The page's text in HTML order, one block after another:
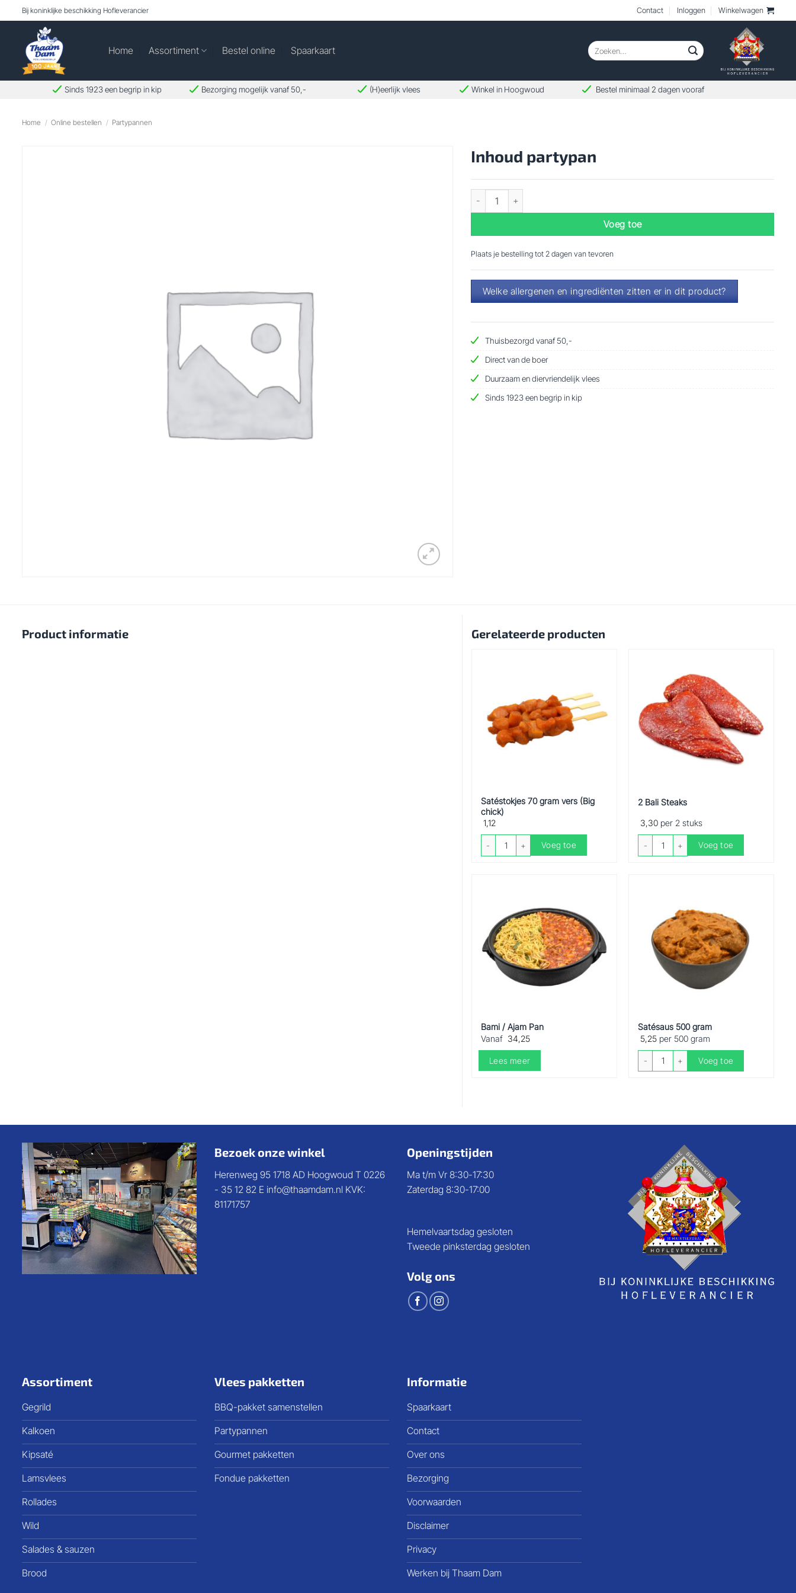
naar
Bij koninklijke beschikking Hofleverancier Contact Inloggen Winkelwagen
Home Assortiment Bestel online Spaarkaart
Zoeken
naar:
Sinds 1923 een begrip in kip Bezorging mogelijk vanaf 50,- (H)eerlijk vlees Winkel in Hoogwoud Bestel minimaal 2 dagen vooraf
Home / Online bestellen / Partypannen
Inhoud partypan
Inhoud partypan aantal
Voeg toe
Plaats je bestelling tot 2 dagen van tevoren
Welke allergenen en ingrediënten zitten er in dit product?
Thuisbezorgd vanaf 50,-
Direct van de boer
Duurzaam en diervriendelijk vlees
Sinds 1923 een begrip in kip
Product informatie Gerelateerde producten
Satéstokjes 70 gram vers (Big
chick)
1,12
Satéstokjes 70 gram vers (Big chick) aantal
Voeg toe
2 Bali Steaks
3,30 per 2 stuks
2 Bali Steaks aantalVoeg toe
Bami / Ajam Pan
Vanaf 34,25
Lees meer
Satésaus 500 gram
5,25 per 500 gram
Satésaus 500 gram aantal
Voeg toe
Bezoek onze winkel
Herenweg 95 1718 AD Hoogwoud T 0226
- 35 12 82 E info@thaamdam.nl KVK:
81171757
Openingstijden
Ma t/m Vr 8:30-17:30
Zaterdag 8:30-17:00
Hemelvaartsdag gesloten
Tweede pinksterdag gesloten
Volg ons
Assortiment
Gegrild
Kalkoen
Kipsaté
Lamsvlees
Rollades
Wild
Salades & sauzen
Brood
Vlees pakketten
BBQ-pakket samenstellen
Partypannen
Gourmet pakketten
Fondue pakketten
Informatie
Spaarkaart
Contact
Over ons
Bezorging
Voorwaarden
Disclaimer
Privacy
Werken bij Thaam Dam